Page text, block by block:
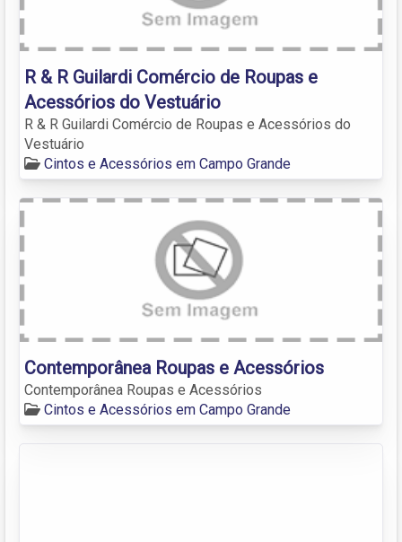
R & R Guilardi Comércio de Roupas e
Acessórios do Vestuário
R & R Guilardi Comércio de Roupas e Acessórios do
Vestuário
Cintos e Acessórios em Campo Grande
Contemporânea Roupas e Acessórios
Contemporânea Roupas e Acessórios
Cintos e Acessórios em Campo Grande